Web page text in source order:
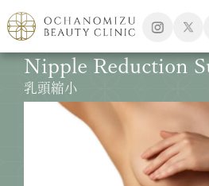
Nipple Reduction
乳頭縮小